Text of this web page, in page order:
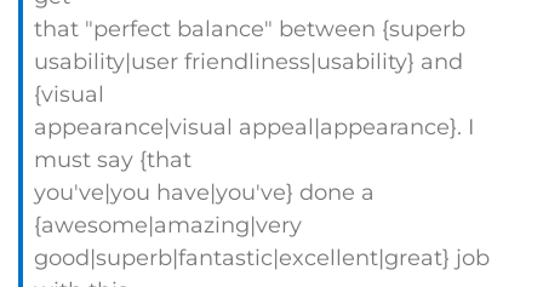
that "perfect balance" between {superb
usability|user friendliness|usability} and
{visual
appearance|visual appeal|appearance}. I
must say {that
you've|you have|you've} done a
{awesome|amazing|very
good|superb|fantastic|excellent|great} job